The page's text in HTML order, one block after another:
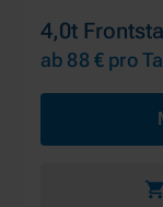
4,0t
ab 88 € pro